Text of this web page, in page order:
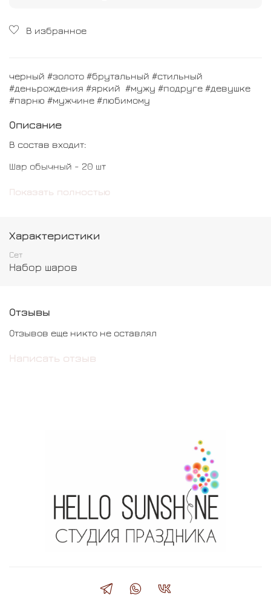
В избранное
черный #золото #брутальный #стильный
#деньрождения #яркий #мужу #подруге #девушке
#парню #мужчине #любимому
Описание
В состав входит:
Шар обычный - 20 шт
Шар хром - 20 шт
Показать полностью
Характеристики
Сет
Набор шаров
Отзывы
Отзывов еще никто не оставлял
Написать отзыв